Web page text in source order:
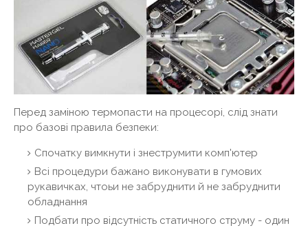
Перед заміною термопасти на процесорі, слід знати
про базові правила безпеки:
Спочатку вимкнути і знеструмити комп'ютер
Всі процедури бажано виконувати в гумових
рукавичках, чтоьи не забруднити й не забруднити
обладнання
Подбати про відсутність статичного струму - один